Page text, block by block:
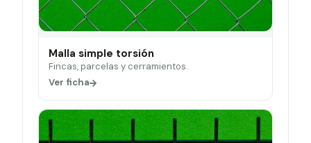
Malla simple torsión
Fincas, parcelas y cerramientos.
Ver ficha